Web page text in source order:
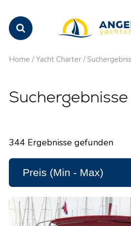
Home / Yacht Charter /
Suchergebnisse
344 Ergebnisse gefunden